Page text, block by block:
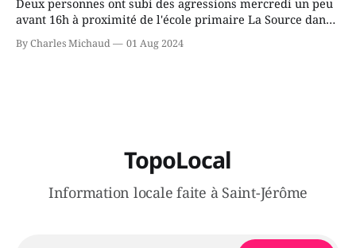
Deux personnes ont subi des agressions mercredi un peu
avant 16h à proximité de l'école primaire La Source dans
le secteur Bellefeuille de Saint-Jérôme. L'une de deux
victimes aurait été écrasée sous un véhicule et aspergée
By Charles Michaud 01 Aug 2024
TopoLocal
Information locale faite à Saint-Jérôme